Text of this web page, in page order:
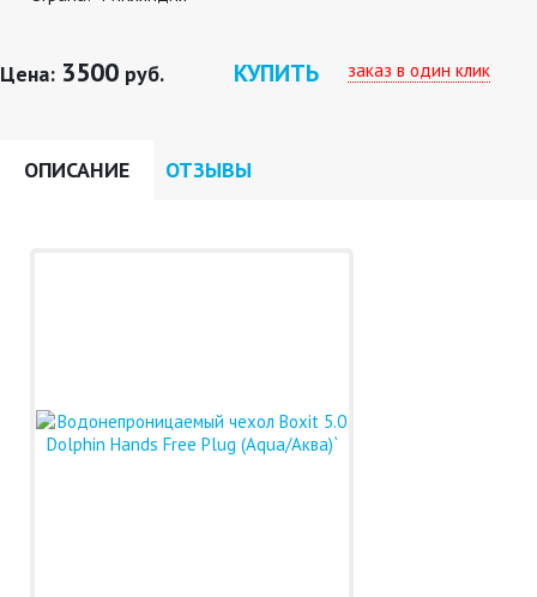
Цена: 3500 руб. КУПИТЬ заказ в один клик
ОПИСАНИЕ ОТЗЫВЫ